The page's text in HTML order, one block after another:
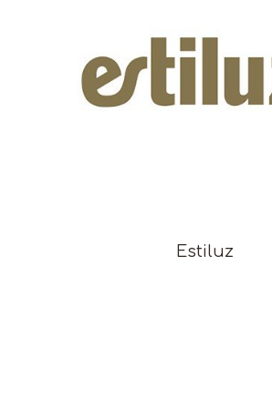
Estiluz